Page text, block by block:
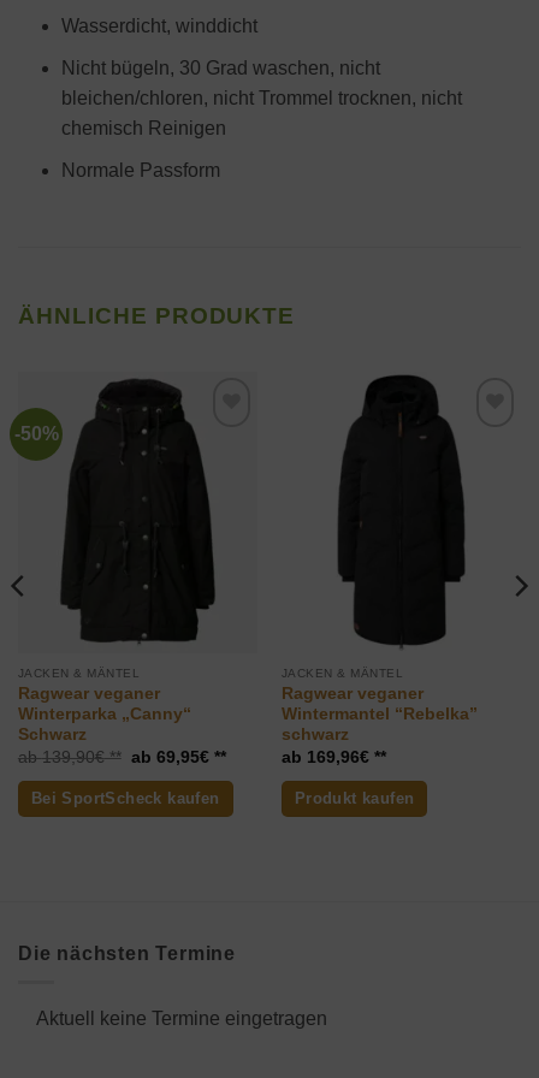
Wasserdicht, winddicht
Nicht bügeln, 30 Grad waschen, nicht
bleichen/chloren, nicht Trommel trocknen, nicht
chemisch Reinigen
Normale Passform
ÄHNLICHE PRODUKTE
-50%
Zur
Wunschliste
hinzufügen
JACKEN & MÄNTEL
Ragwear veganer
Winterparka „Canny“
Schwarz
139,90€
Ursprünglicher
war:
139,90€
69,95€
Aktueller
ist:
Bei SportScheck kaufen
Zur
Wunschliste
hinzufügen
JACKEN & MÄNTEL
Ragwear veganer
Wintermantel “Rebelka”
schwarz
169,96€
Produkt kaufen
Die nächsten Termine
Aktuell keine Termine eingetragen